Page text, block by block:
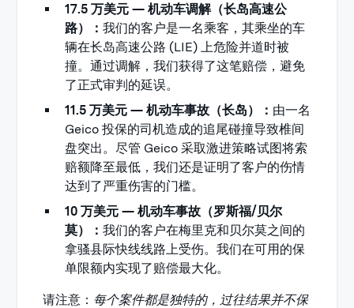
17.5 万美元 — 机动车调解（长岛高速公
路）：我们的客户是一名乘客，其乘坐的车
辆在长岛高速公路 (LIE) 上危险并道时被
撞。通过调解，我们获得了这笔赔偿，避免
了正式审判的延误。
11.5 万美元 — 机动车事故（长岛）： 由一名
Geico 投保的司机造成的追尾碰撞导致椎间
盘突出。尽管 Geico 采取激进策略试图将索
赔额降至最低，我们还是证明了客户的伤情
达到了严重伤害的门槛。
10 万美元 — 机动车事故（罗斯福/贝尔
莫）：我们的客户在梅里克和贝尔莫之间的
拿骚县际快线线路上受伤。我们在可用的保
单限额内实现了赔偿最大化。
请注意： 每个案件都是独特的，过往结果并不保